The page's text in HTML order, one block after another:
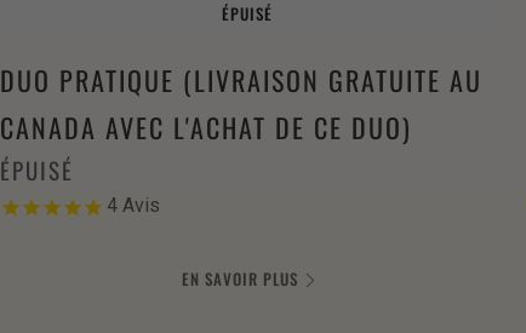
ÉPUISÉ
DUO PRATIQUE (LIVRAISON GRATUITE AU
CANADA AVEC L'ACHAT DE CE DUO)
ÉPUISÉ
4 Avis
EN SAVOIR PLUS